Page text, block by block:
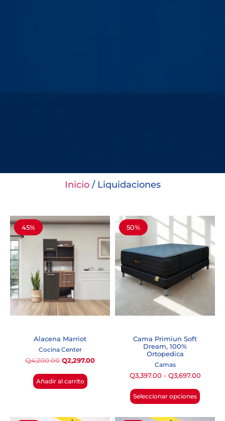
Inicio/ Liquidaciones
45%
Alacena Marriot
Cocina Center
Q4,200.00 Q2,297.00
Añadir al carrito
50%
Cama Primiun Soft
Dream, 100%
Ortopedica
Camas
Q3,397.00 - Q3,697.00
Seleccionar opciones